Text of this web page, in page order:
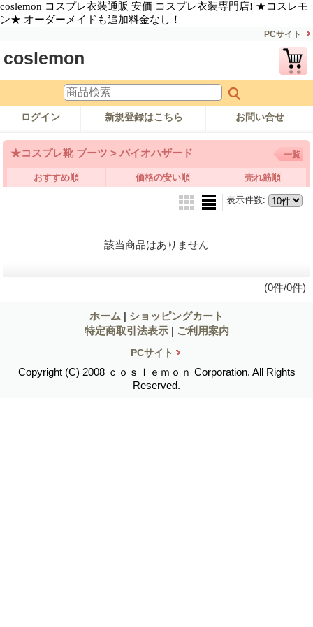
coslemon コスプレ衣装通販 安価 コスプレ衣装専門店! ★コスレモ
ン★ オーダーメイドも追加料金なし！
PCサイト
coslemon
ログイン 新規登録はこちら お問い合せ
★コスプレ靴 ブーツ > バイオハザード 一覧
おすすめ順 価格の安い順 売れ筋順
表示件数:
該当商品はありません
(0件/0件)
ホーム | ショッピングカート
特定商取引法表示 | ご利用案内
PCサイト
Copyright (C) 2008 ｃｏｓｌｅｍｏｎ Corporation. All Rights
Reserved.